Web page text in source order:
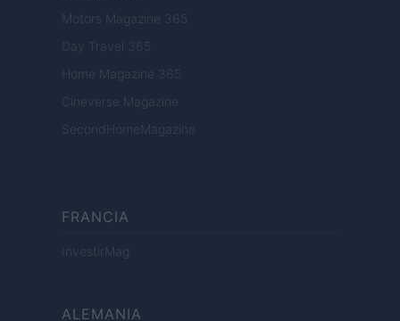
Motors Magazine 365
Day Travel 365
Home Magazine 365
Cineverse Magazine
SecondHomeMagazine
FRANCIA
InvestirMag
ALEMANIA